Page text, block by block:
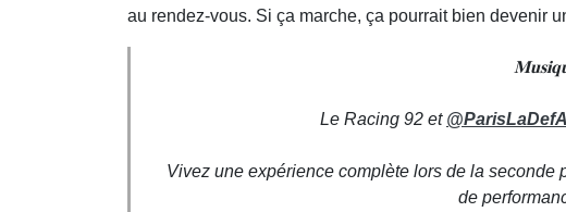
au rendez-vous. Si ça marche, ça pourrait bien devenir
Le Racing 92 et
Vivez une expérience complète lors de la
de